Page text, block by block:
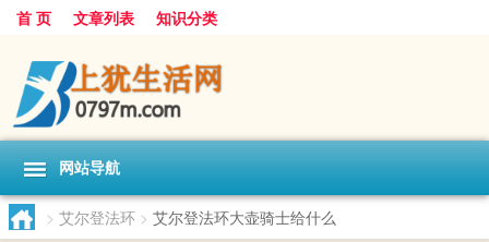
首 页 文章列表 知识分类
网站导航
> 艾尔登法环 > 艾尔登法环大壶骑士给什么